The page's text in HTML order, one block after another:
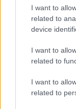
I want to
related to
device
I want to
related to
I want to
related to
INGEBORG SCHEVE
Eliteklassene i
overlegen seier til
menn elite var det
som vant det
Han var inne drøyt